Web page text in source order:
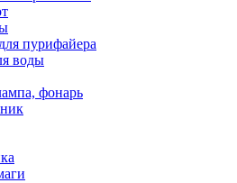
пурифайера
воды
фонарь